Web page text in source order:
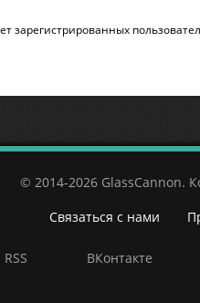
зарегистрированных
© 2014-2026 GlassCannon.
Связаться с нами
RSS ВКонтакте